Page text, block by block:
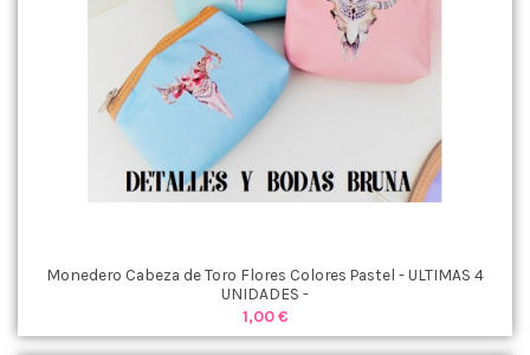
Monedero Cabeza de Toro Flores Colores Pastel - ULTIMAS 4
UNIDADES -
1,00 €